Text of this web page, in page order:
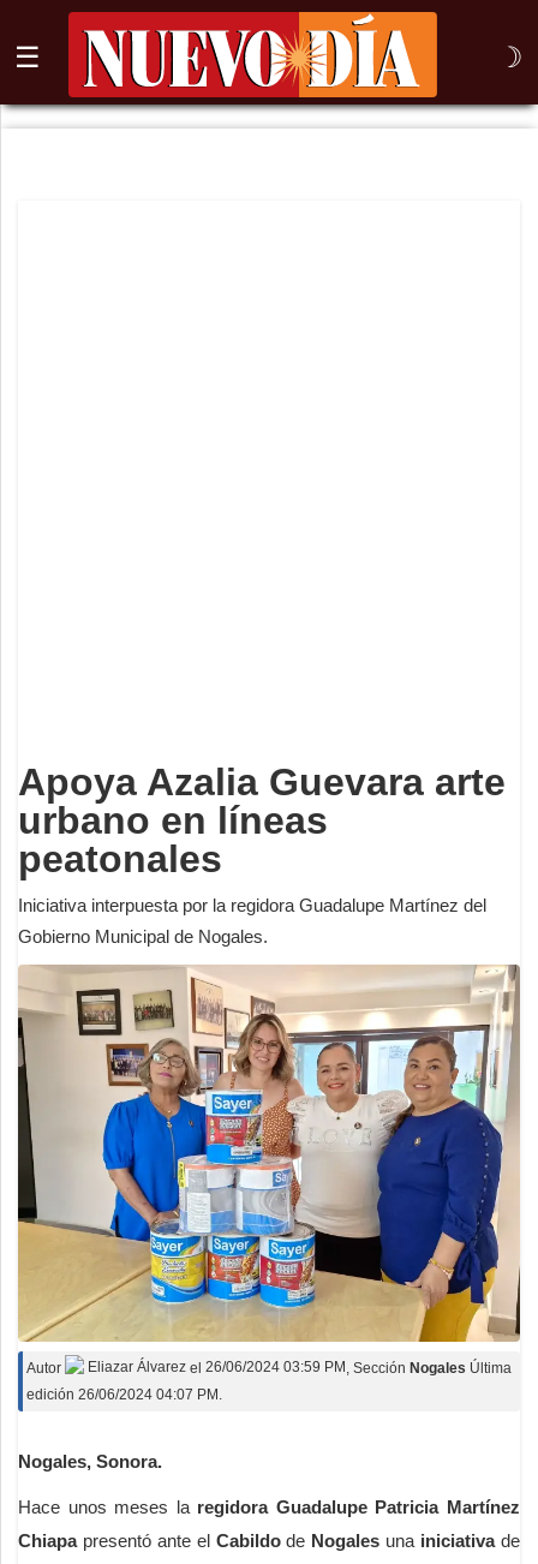
☰ ☽
⌕
Apoya Azalia Guevara arte
urbano en líneas
peatonales
Iniciativa interpuesta por la regidora Guadalupe Martínez del
Gobierno Municipal de Nogales.
Autor Eliazar Álvarez el 26/06/2024 03:59 PM , Sección Nogales Última
edición 26/06/2024 04:07 PM.
Nogales, Sonora.
Hace unos meses la regidora Guadalupe Patricia Martínez
Chiapapresentó ante el Cabildode Nogales una iniciativade